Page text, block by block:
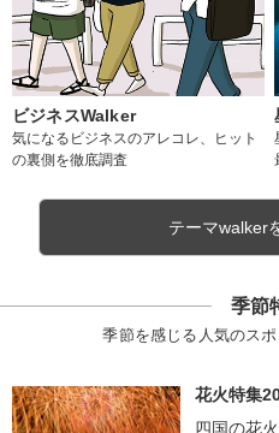
ビジネスWalker
気になるビジネスのアレコレ、ヒット
の裏側を徹底調査
テーマwalker
季節
季節を感じる人気のス
花火特集
四国の花